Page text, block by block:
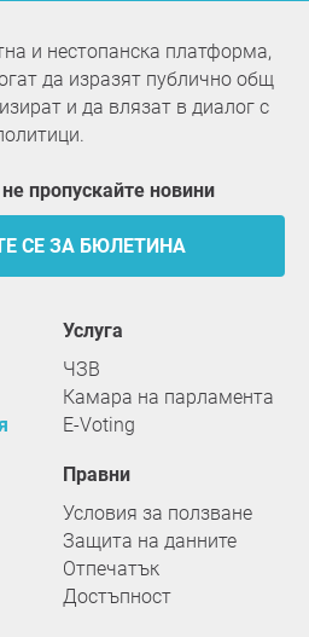
и нестопанска платформа,
да изразят публично общ
и да влязат в диалог с
не пропускайте новини
СЕ ЗА БЮЛЕТИНА
услуга
ЧЗВ
Камара на парламента
E-Voting
Правни
Условия за ползване
Защита на данните
Отпечатък
Достъпност